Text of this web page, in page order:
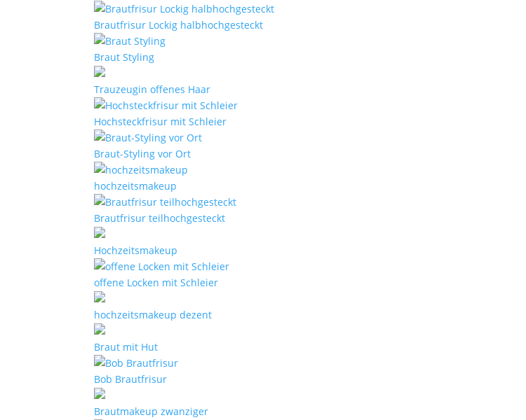
Brautfrisur Lockig halbhochgesteckt
Braut Styling
Trauzeugin offenes Haar
Hochsteckfrisur mit Schleier
Braut-Styling vor Ort
hochzeitsmakeup
Brautfrisur teilhochgesteckt
Hochzeitsmakeup
offene Locken mit Schleier
hochzeitsmakeup dezent
Braut mit Hut
Bob Brautfrisur
Brautmakeup zwanziger